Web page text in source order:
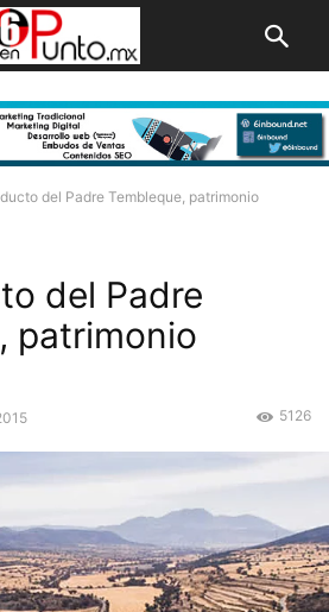
del Padre Tembleque, patrimonio
del Padre
patrimonio
5126